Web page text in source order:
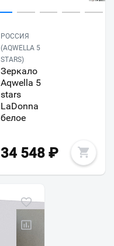
РОССИЯ
(AQWELLA 5
STARS)
Зеркало
Aqwella 5
stars
LaDonna
белое
34 548 ₽